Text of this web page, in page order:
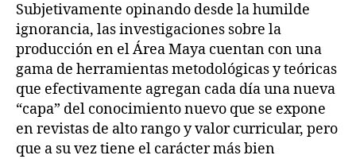
Subjetivamente opinando desde la humilde
ignorancia, las investigaciones sobre la
producción en el Área Maya cuentan con una
gama de herramientas metodológicas y teóricas
que efectivamente agregan cada día una nueva
“capa” del conocimiento nuevo que se expone
en revistas de alto rango y valor curricular, pero
que a su vez tiene el carácter más bien